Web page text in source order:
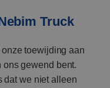
Truck
toewijding aan
ons gewend bent.
dat we niet alleen